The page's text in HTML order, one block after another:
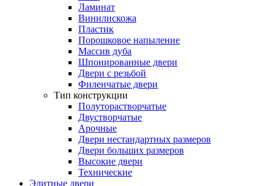
Ламинат
Винилискожа
Пластик
Порошковое напыление
Массив дуба
Шпонированные двери
Двери с резьбой
Филенчатые двери
Тип конструкции
Полуторастворчатые
Двустворчатые
Арочные
Двери нестандартных размеров
Двери больших размеров
Высокие двери
Технические
Элитные двери